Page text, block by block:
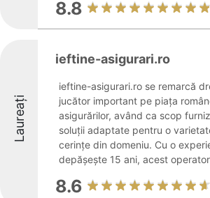
8.8
Laureați
ieftine-asigurari.ro
ieftine-asigurari.ro se remarcă
jucător important pe piața
asigurărilor, având ca scop
soluții adaptate pentru o
cerințe din domeniu. Cu o
depășește 15 ani, acest
8.6